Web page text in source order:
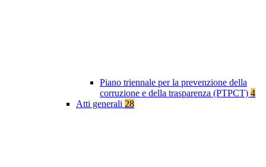
Piano triennale per la prevenzione della
corruzione e della trasparenza (PTPCT) 4
Atti generali 28